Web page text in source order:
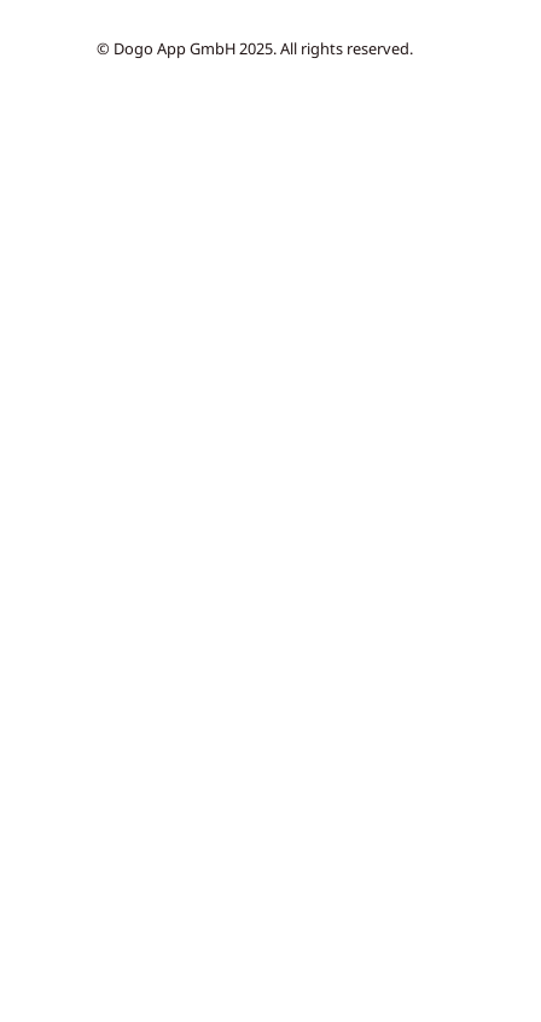
© Dogo App GmbH 2025. All rights reserved.